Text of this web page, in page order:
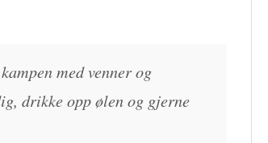
med venner og
drikke opp ølen og gjerne